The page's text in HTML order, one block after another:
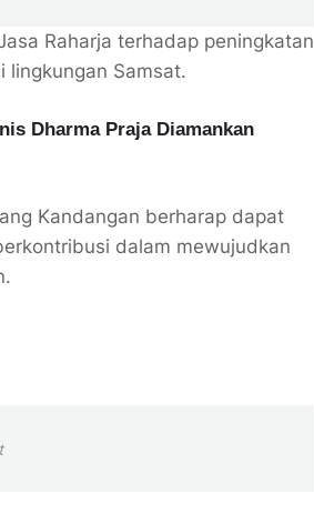
Raharja terhadap peningkatan
lingkungan Samsat.
Dharma Praja Diamankan
Kandangan berharap dapat
dalam mewujudkan